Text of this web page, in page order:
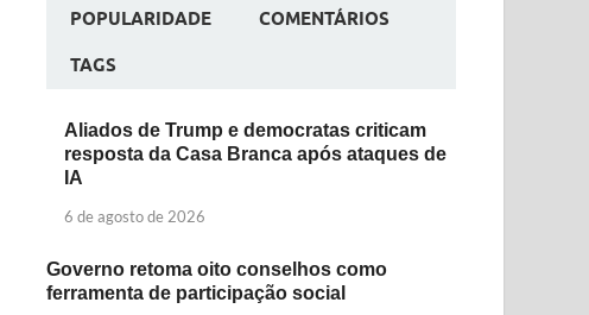
POPULARIDADE COMENTÁRIOS
TAGS
Aliados de Trump e democratas criticam
resposta da Casa Branca após ataques de
IA
6 de agosto de 2026
Governo retoma oito conselhos como
ferramenta de participação social